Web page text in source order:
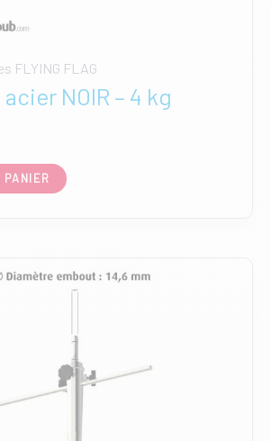
FLYING FLAG
NOIR – 4 kg